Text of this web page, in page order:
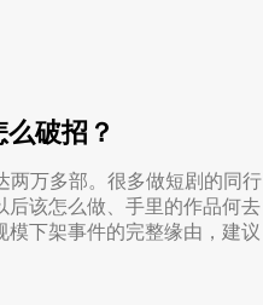
破招？
两万多部。很多做短剧的同行
后该怎么做、手里的作品何去
下架事件的完整缘由，建议